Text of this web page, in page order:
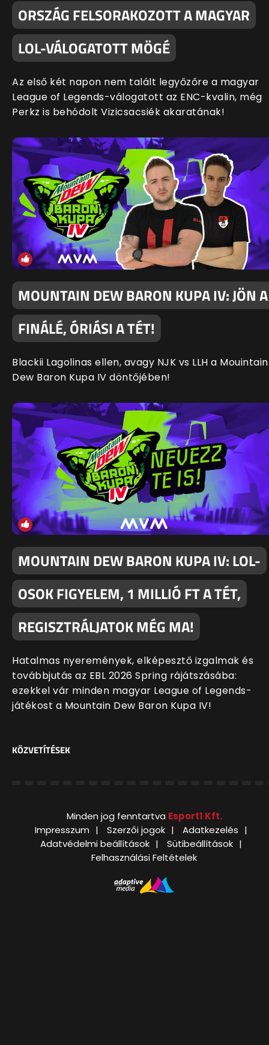
ORSZÁG FELSORAKOZOTT A MAGYAR
LOL-VÁLOGATOTT MÖGÉ
Az első két napon nem talált legyőzőre a magyar
League of Legends-válogatott az ENC-kvalin, még
Perkz is behódolt Vizicsacsiék akaratának!
MOUNTAIN DEW BARON KUPA IV: JÖN A
FINÁLÉ, ÓRIÁSI A TÉT!
Blackii Lagolinas ellen, avagy NJK vs LLH a Mouintain
Dew Baron Kupa IV döntőjében!
MOUNTAIN DEW BARON KUPA IV: LOL-
OSOK FIGYELEM, 1 MILLIÓ FT A TÉT,
REGISZTRÁLJATOK MÉG MA!
Hatalmas nyeremények, elképesztő izgalmak és
továbbjutás az EBL 2026 Spring rájátszásába:
ezekkel vár minden magyar League of Legends-
játékost a Mountain Dew Baron Kupa IV!
KÖZVETÍTÉSEK
Minden jog fenntartva Esport1 Kft.
Impresszum
Szerzői jogok
Adatkezelés
Adatvédelmi beállítások
Sütibeállítások
Felhasználási Feltételek